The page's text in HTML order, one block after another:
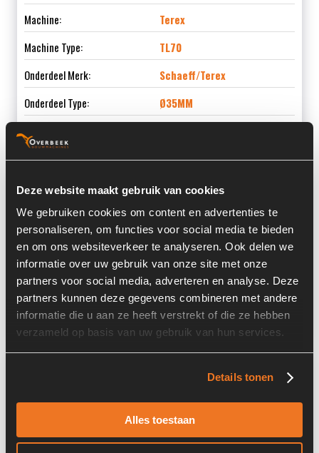
Deze website maakt gebruik van cookies
We gebruiken cookies om content en advertenties te
personaliseren, om functies voor social media te bieden
en om ons websiteverkeer te analyseren. Ook delen we
informatie over uw gebruik van onze site met onze
partners voor social media, adverteren en analyse. Deze
partners kunnen deze gegevens combineren met andere
informatie die u aan ze heeft verstrekt of die ze hebben
verzameld op basis van uw gebruik van hun services.
Details tonen
Alles toestaan
Machine:
Terex
Machine Type:
TL70
Onderdeel Merk:
Schaeff/Terex
Onderdeel Type:
Ø35MM
Locatie:
15B11
Land:
Nederland
Afmetingen (LxBxH) (m):
1,04 x 0,98 x 0,4 m
Past op de volgende machines:
Terex TL 70
Type 2: Ø35MM